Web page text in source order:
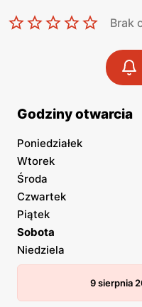
Brak
Godziny otwarcia
Poniedziałek
Wtorek
Środa
Czwartek
Piątek
Sobota
Niedziela
9 sierpnia